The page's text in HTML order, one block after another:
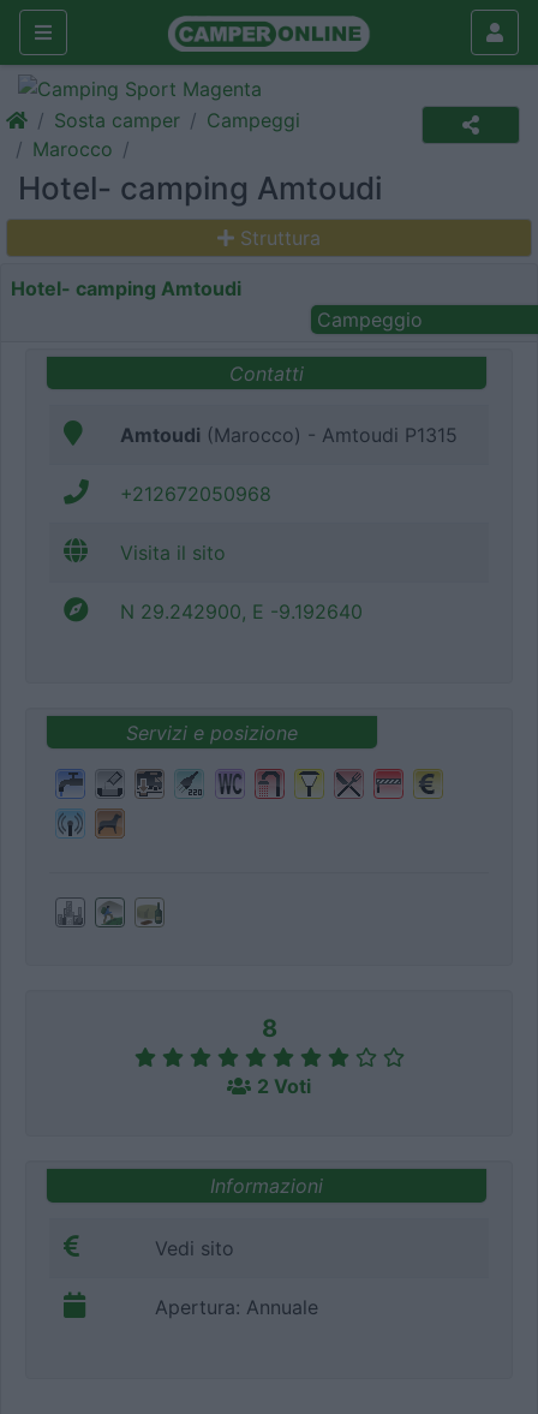
Sosta camper
Campeggi
Marocco
Hotel- camping Amtoudi
Struttura
Hotel- camping Amtoudi
Campeggio
Contatti
Amtoudi (Marocco) - Amtoudi P1315
+212672050968
Visita il sito
N 29.242900, E -9.192640
Servizi e posizione
8
2 Voti
Informazioni
Vedi sito
Apertura: Annuale